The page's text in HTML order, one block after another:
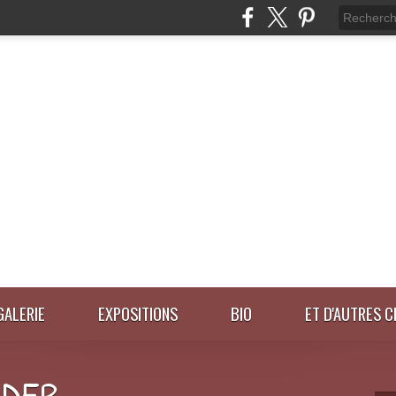
EXPOSITIONS BIO ET D'AUTRES